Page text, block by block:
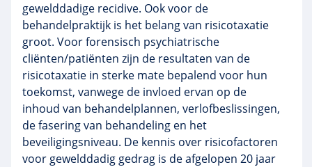
gewelddadige recidive. Ook voor de
behandelpraktijk is het belang van risicotaxatie
groot. Voor forensisch psychiatrische
cliënten/patiënten zijn de resultaten van de
risicotaxatie in sterke mate bepalend voor hun
toekomst, vanwege de invloed ervan op de
inhoud van behandelplannen, verlofbeslissingen,
de fasering van behandeling en het
beveiligingsniveau. De kennis over risicofactoren
voor gewelddadig gedrag is de afgelopen 20 jaar